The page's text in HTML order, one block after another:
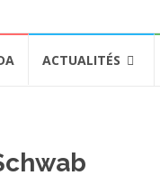
ACTUALITÉS